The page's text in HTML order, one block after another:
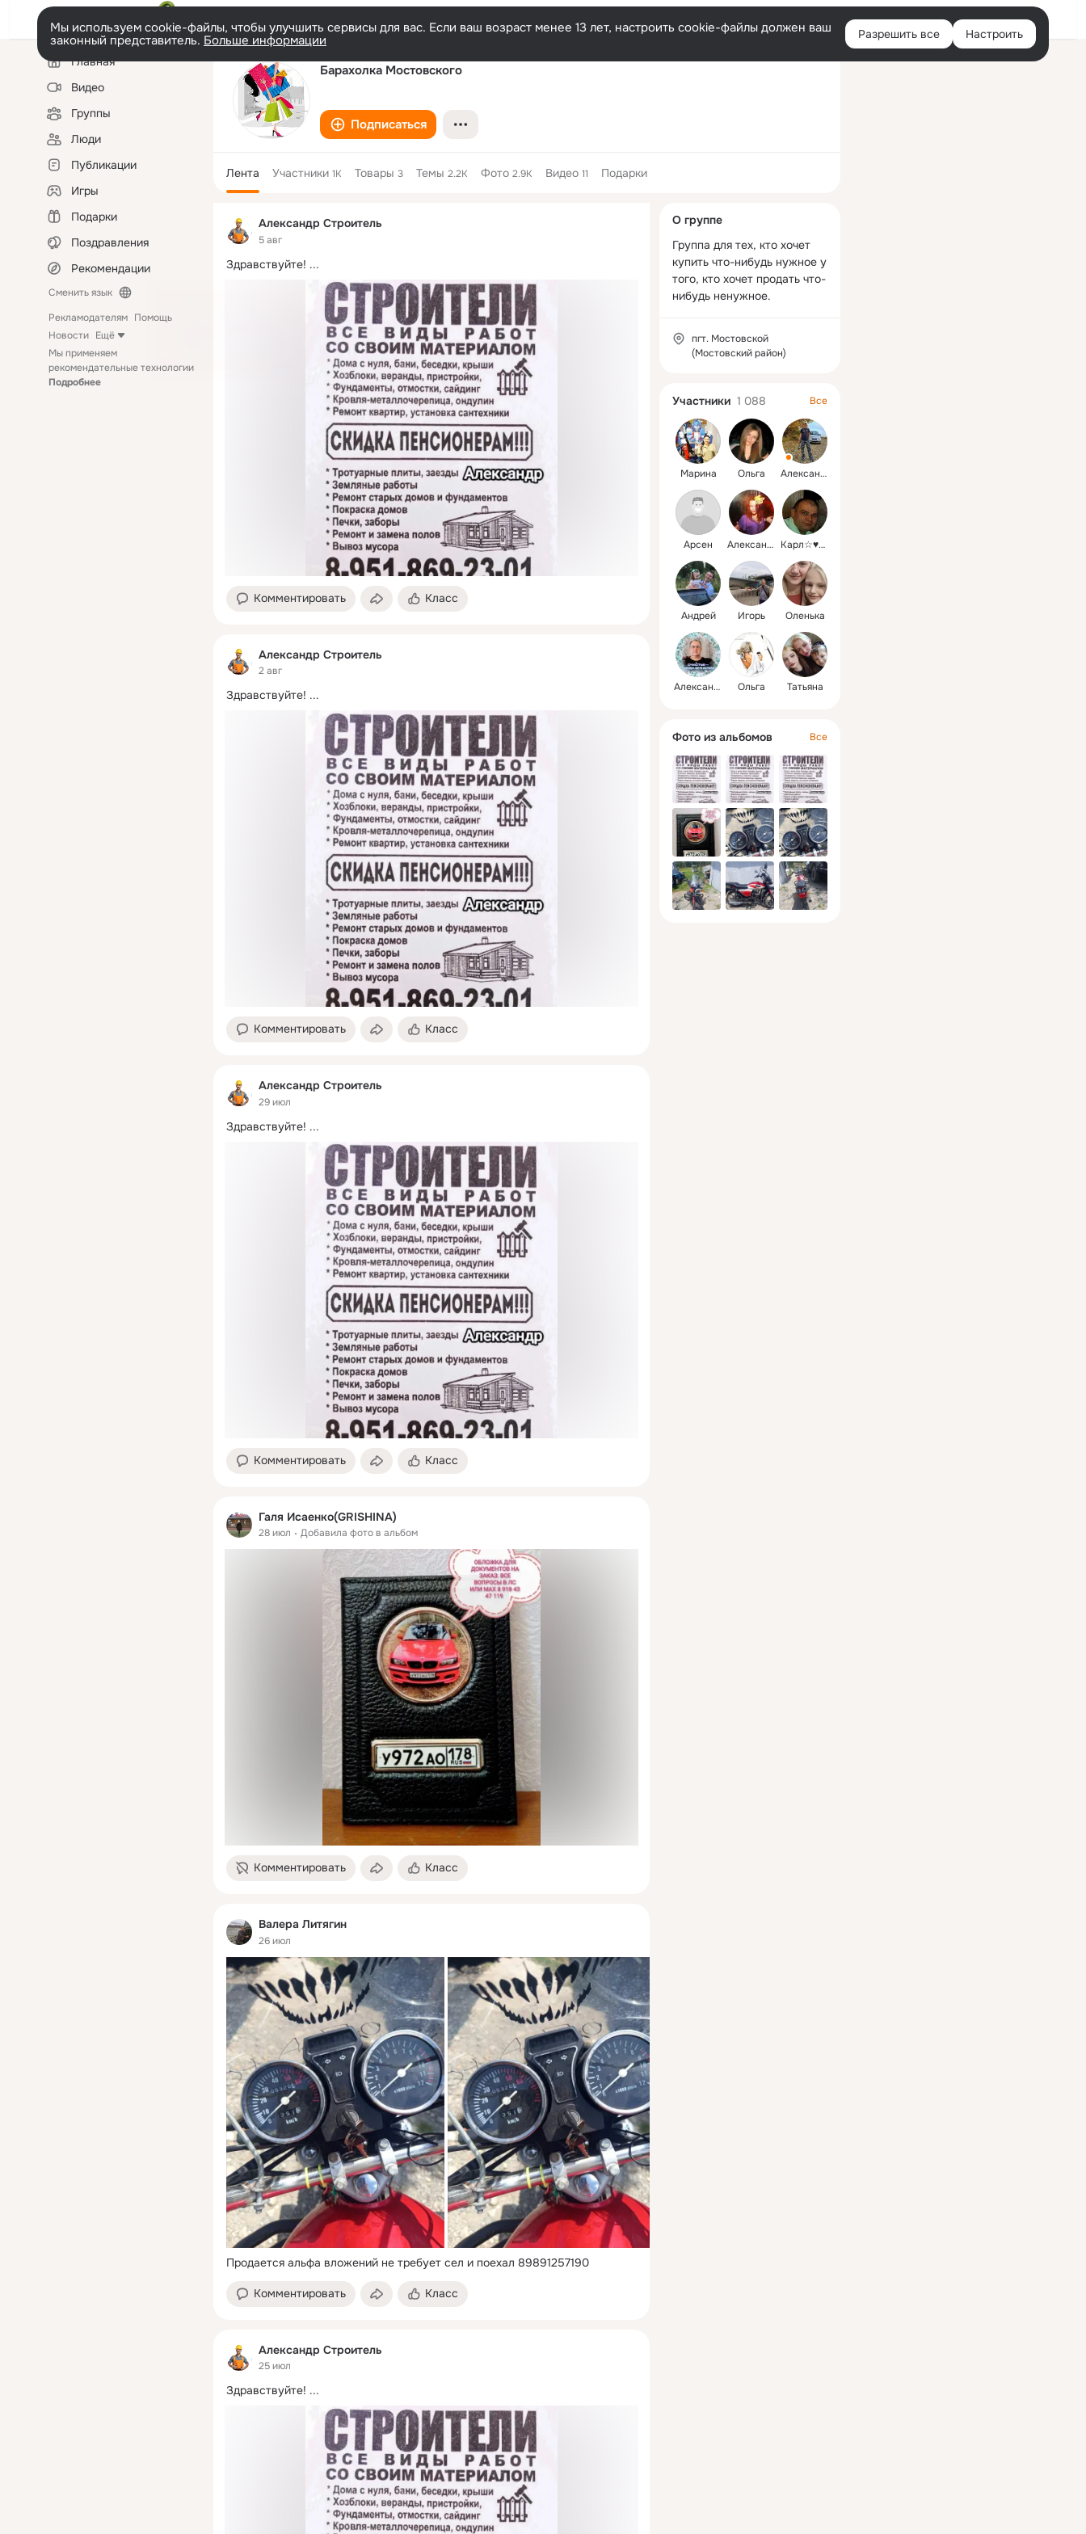
Войти
Мы используем cookie-файлы, чтобы улучшить сервисы для вас. Если ваш возраст менее 13 лет, настроить cookie-файлы должен ваш
законный представитель. Больше информации Разрешить все Настроить
Левая
колонкаГлавная
Видео
Группы
Люди
Публикации
Игры
Подарки
Поздравления
Рекомендации
Сменить язык
Рекламодателям Помощь
Новости Ещё
Мы применяем
рекомендательные технологии
Подробнее
Барахолка Мостовского
Подписаться
Лента Участники 1K Товары 3 Темы 2.2K Фото 2.9K Видео 11 Подарки
Александр Строитель
5 авг
Здравствуйте! ...
Комментировать Класс
Александр Строитель
2 авг
Здравствуйте! ...
Комментировать Класс
Александр Строитель
29 июл
Здравствуйте! ...
Комментировать Класс
Галя Исаенко(GRISHINA)
28 июл Добавила фото в альбом
Комментировать Класс
Валера Литягин
26 июл
Продается альфа вложений не требует сел и поехал 89891257190
Комментировать Класс
Александр Строитель
25 июл
Здравствуйте! ...
колонка
О группе
Группа для тех, кто хочет
купить что-нибудь нужное у
того, кто хочет продать что-
нибудь ненужное.
пгт. Мостовской
(Мостовский район)
Участники 1 088 Все
Марина Ольга Александр
Арсен Александра Карл☆♥★♡♧
Андрей Игорь Оленька
Александр Ольга Татьяна
Фото из альбомов Все